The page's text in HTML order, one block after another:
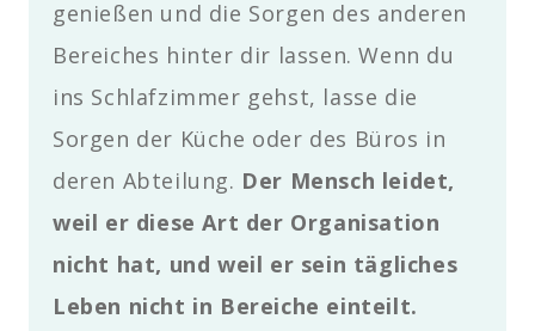
genießen und die Sorgen des anderen
Bereiches hinter dir lassen. Wenn du
ins Schlafzimmer gehst, lasse die
Sorgen der Küche oder des Büros in
deren Abteilung. Der Mensch leidet,
weil er diese Art der Organisation
nicht hat, und weil er sein tägliches
Leben nicht in Bereiche einteilt.